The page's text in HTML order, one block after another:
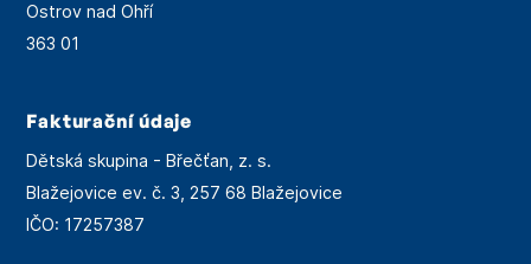
Ostrov nad Ohří
363 01
Fakturační údaje
Dětská skupina - Břečťan, z. s.
Blažejovice ev. č. 3, 257 68 Blažejovice
IČO: 17257387